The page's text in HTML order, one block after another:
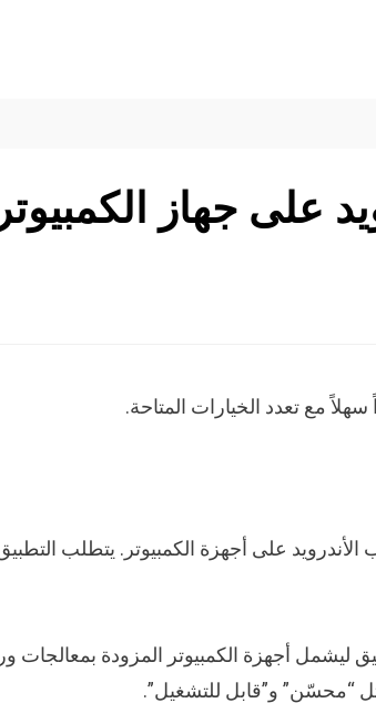
على جهاز الكمبيوتر
مع تعدد الخيارات المتاحة.
“محسّن” و”قابل للتشغيل”.